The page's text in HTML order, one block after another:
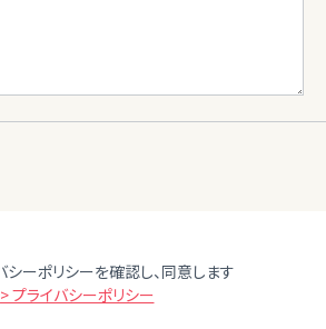
シーポリシーを確認し、同意します
> プライバシーポリシー